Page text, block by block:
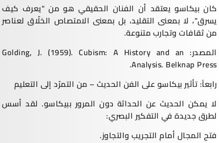
كان بيكاسو يعتقد أن الفنان الحقيقي هو من "يعرف كيف
يسرق"، لا بمعنى التقليد، بل بمعنى الامتصاص الخلّاق لعناصر
من ثقافات وتجارب متنوعة.
المصدر: Golding, J. (1959). Cubism: A History and an
Analysis. Belknap Press.
رابعاً: تأثير بيكاسو على الفن الحديث – من التمرّد إلى التعليم
لا يمكن الحديث عن الحداثة دون المرور ببيكاسو. لقد أسس
لطرق جديدة في التفكير البصري:
فتح المجال أمام التجريب والتجاوز.